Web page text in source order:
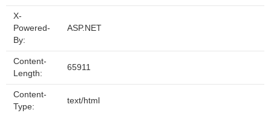
X-
Powered-
By:
ASP.NET
Content-
Length:
65911
Content-
Type:
text/html